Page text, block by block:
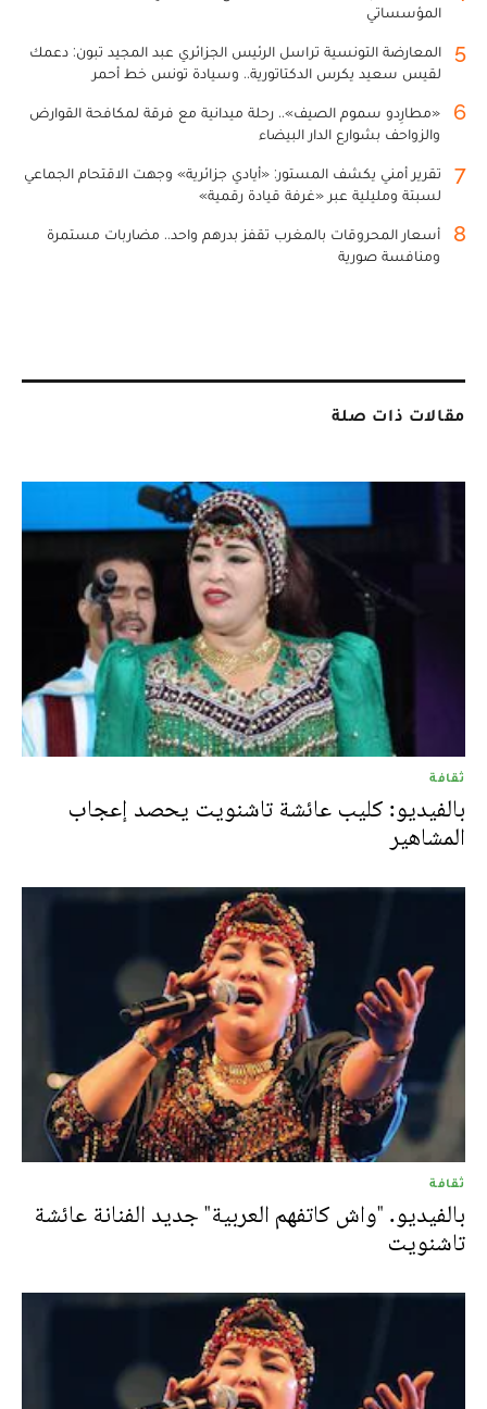
المؤسساتي
5
المعارضة التونسية تراسل الرئيس الجزائري عبد المجيد تبون: دعمك
لقيس سعيد يكرس الدكتاتورية.. وسيادة تونس خط أحمر
6
«مطارِدو سموم الصيف».. رحلة ميدانية مع فرقة لمكافحة القوارض
والزواحف بشوارع الدار البيضاء
7
تقرير أمني يكشف المستور: «أيادي جزائرية» وجهت الاقتحام الجماعي
لسبتة ومليلية عبر «غرفة قيادة رقمية»
8
أسعار المحروقات بالمغرب تقفز بدرهم واحد.. مضاربات مستمرة
ومنافسة صورية
مقالات ذات صلة
ثقافة
بالفيديو: كليب عائشة تاشنويت يحصد إعجاب
المشاهير
ثقافة
بالفيديو. "واش كاتفهم العربية" جديد الفنانة عائشة
تاشنويت